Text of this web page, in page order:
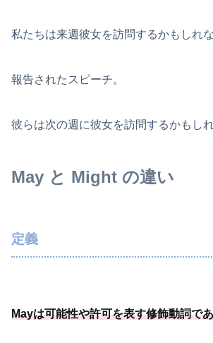
私たちは来週彼女を訪問するかもしれな
報告されたスピーチ。
彼らは次の週に彼女を訪問するかもし
May と Might の違い
定義
Mayは可能性や許可を表す修飾動詞で